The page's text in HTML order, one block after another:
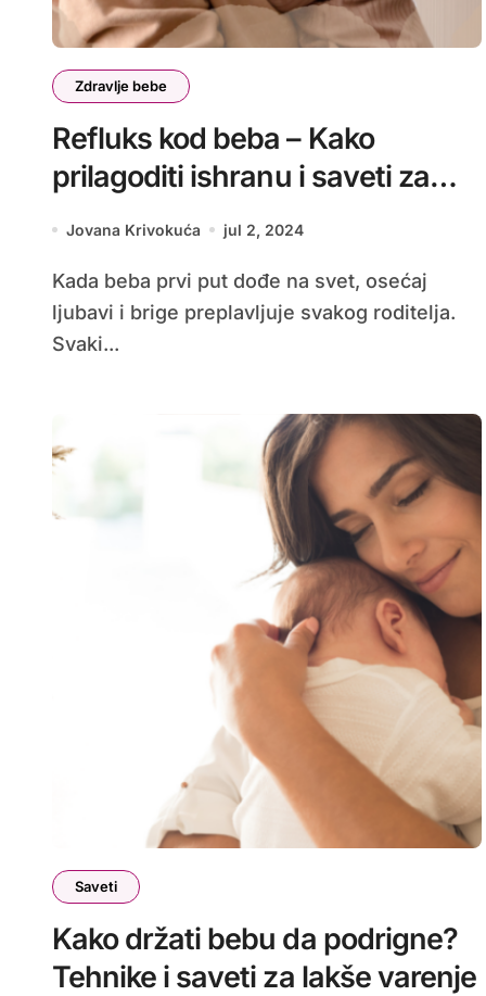
Zdravlje bebe
Refluks kod beba – Kako
prilagoditi ishranu i saveti za
Jovana Krivokuća jul 2, 2024
Kada beba prvi put dođe na svet, osećaj
ljubavi i brige preplavljuje svakog roditelja.
Svaki...
Saveti
Kako držati bebu da podrigne?
Tehnike i saveti za lakše varenje